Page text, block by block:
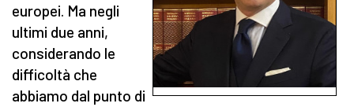
europei. Ma negli
ultimi due anni,
considerando le
difficoltà che
abbiamo dal punto di